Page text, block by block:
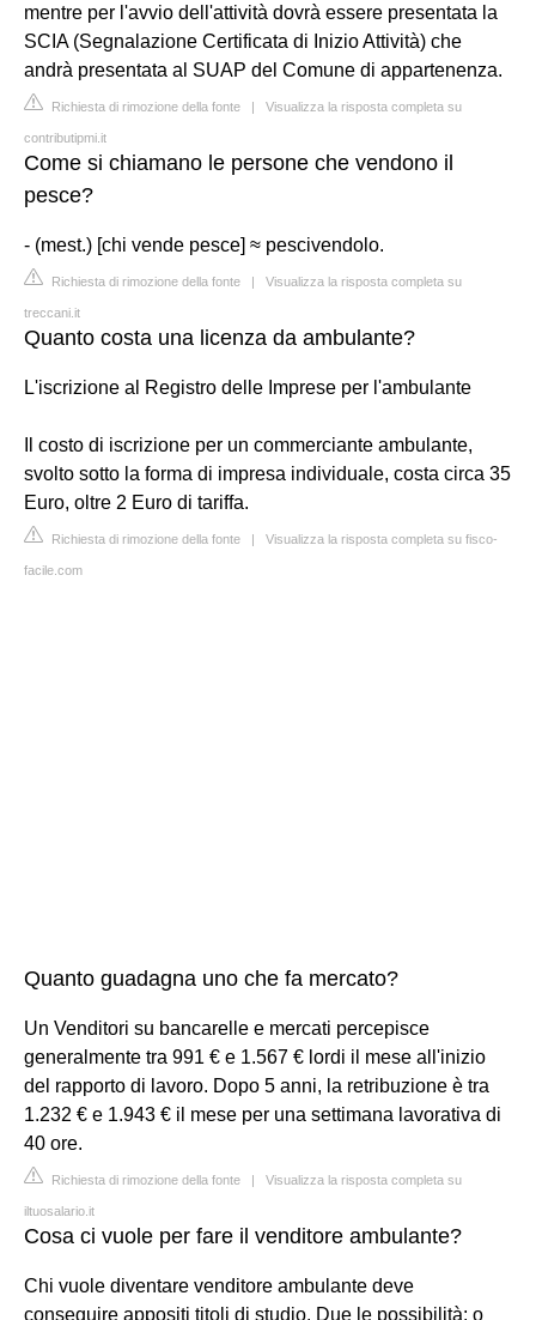
mentre per l'avvio dell'attività dovrà essere presentata la
SCIA (Segnalazione Certificata di Inizio Attività) che
andrà presentata al SUAP del Comune di appartenenza.
Richiesta di rimozione della fonte | Visualizza la risposta completa su
contributipmi.it
Come si chiamano le persone che vendono il
pesce?
- (mest.) [chi vende pesce] ≈ pescivendolo.
Richiesta di rimozione della fonte | Visualizza la risposta completa su
treccani.it
Quanto costa una licenza da ambulante?
L'iscrizione al Registro delle Imprese per l'ambulante
Il costo di iscrizione per un commerciante ambulante,
svolto sotto la forma di impresa individuale, costa circa 35
Euro, oltre 2 Euro di tariffa.
Richiesta di rimozione della fonte | Visualizza la risposta completa su fisco-
facile.com
Quanto guadagna uno che fa mercato?
Un Venditori su bancarelle e mercati percepisce
generalmente tra 991 € e 1.567 € lordi il mese all'inizio
del rapporto di lavoro. Dopo 5 anni, la retribuzione è tra
1.232 € e 1.943 € il mese per una settimana lavorativa di
40 ore.
Richiesta di rimozione della fonte | Visualizza la risposta completa su
iltuosalario.it
Cosa ci vuole per fare il venditore ambulante?
Chi vuole diventare venditore ambulante deve
conseguire appositi titoli di studio. Due le possibilità: o